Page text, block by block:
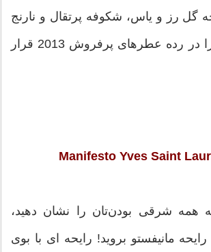
گل رز و یاس، شکوفه پرتقال و نارنج
رایحه این عطر را در رده عطرهای پرفروش 2013 قرار
Manifesto Yves Saint
همه شرقی بودن‌تان را نشان دهید،
مانیفستو بروید! رایحه ای با بوی